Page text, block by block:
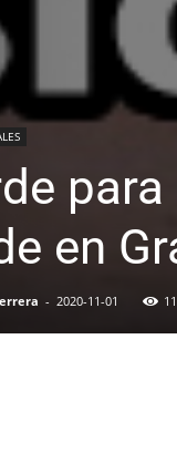
en
- 2020-11-01